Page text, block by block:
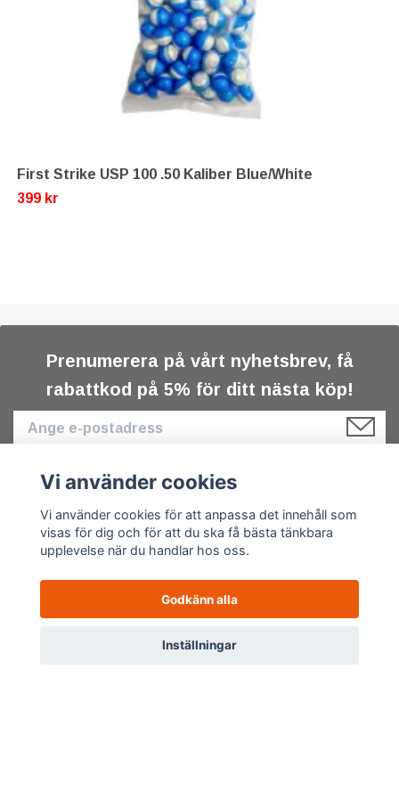
First Strike USP 100 .50 Kaliber Blue/White
399 kr
Prenumerera på vårt nyhetsbrev, få
rabattkod på 5% för ditt nästa köp!
Om oss
Kundtjänst
Vi använder cookies
Vi använder cookies för att anpassa det innehåll som
visas för dig och för att du ska få bästa tänkbara
upplevelse när du handlar hos oss.
Godkänn alla
Inställningar